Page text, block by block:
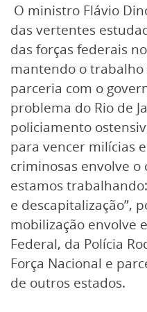
O ministro Flávio
das vertentes
das forças federais
mantendo o trabalho
parceria com o
problema do Rio de
policiamento
para vencer milícias
criminosas envolve
estamos
e descapitalização”,
mobilização envolve
Federal, da Polícia
Força Nacional e
de outros estados.